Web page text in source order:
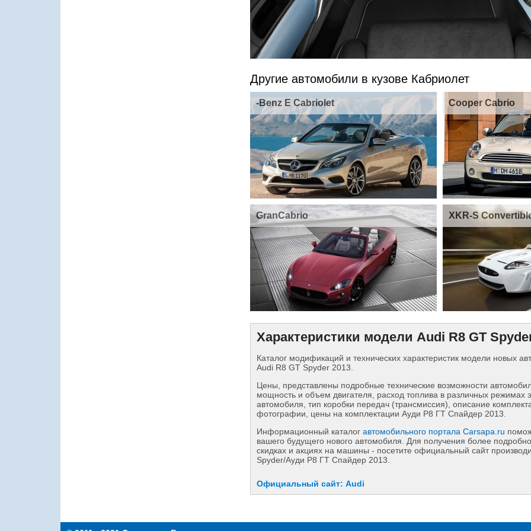
Другие автомобили в кузове Кабриолет
-Benz E Cabriolet Cooper Cabrio
GranCabrio XKR-S
Характеристики модели Audi R8 GT
Каталог модификаций и технических характеристик модели новых
Audi R8 GT Spyder 2013.
Цены, представлены подробные технические возможности
мощность и объем двигателя, расход топлива в различных режимах
автомобиля, тип коробки передач (трансмиссия), описание
фотографии, цены на комплектации Ауди Р8 ГТ Спайдер 2013.
Информационный каталог автомобильного портала Carsapa.ru
вашего будущего нового автомобиля. Для получения более
скидках и акциях на машины - посетите официальный сайт
Spyder/Ауди Р8 ГТ Спайдер 2013.
Официальный сайт: Audi